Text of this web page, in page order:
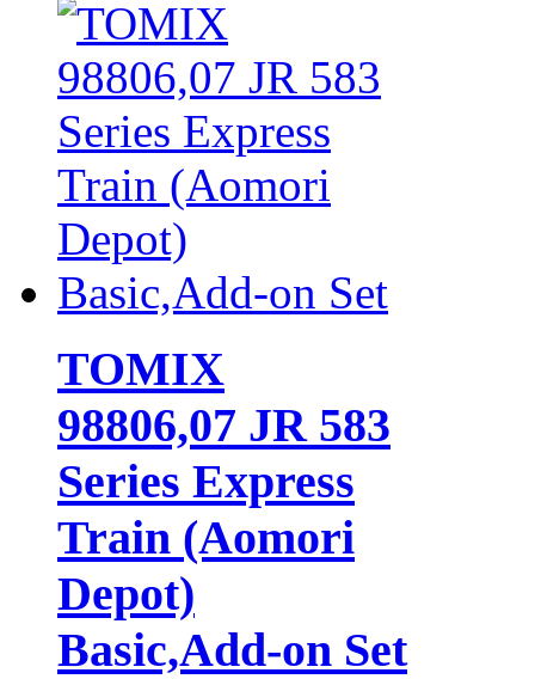
TOMIX
98806,07 JR 583
Series Express
Train (Aomori
Depot)
Basic,Add-on Set